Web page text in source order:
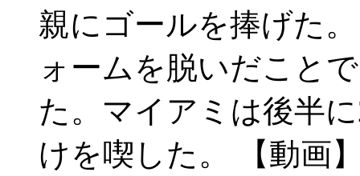
親にゴールを捧げた
ォームを脱いだこと
た。マイアミは後半
けを喫した。 【動画